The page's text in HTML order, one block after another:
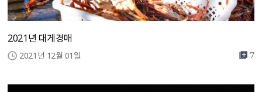
2021년 대게경매
2021년 12월 01일 7